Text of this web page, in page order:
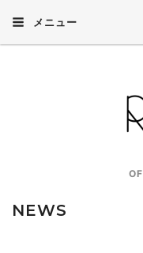
メニュー
NEWS